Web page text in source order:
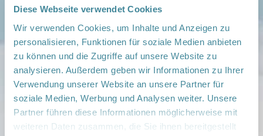
Diese Webseite verwendet Cookies
Wir verwenden Cookies, um Inhalte und Anzeigen zu
personalisieren, Funktionen für soziale Medien anbieten
zu können und die Zugriffe auf unsere Website zu
analysieren. Außerdem geben wir Informationen zu Ihrer
Verwendung unserer Website an unsere Partner für
soziale Medien, Werbung und Analysen weiter. Unsere
Partner führen diese Informationen möglicherweise mit
weiteren Daten zusammen, die Sie ihnen bereitgestellt
teilen
Weitere Infos:
› Zum Regionalnetzwerk ...
iCal Google Calendar